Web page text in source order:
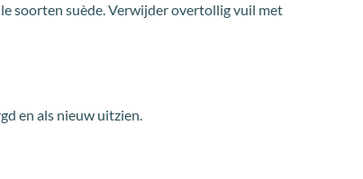
soorten suède. Verwijder overtollig vuil met
en als nieuw uitzien.